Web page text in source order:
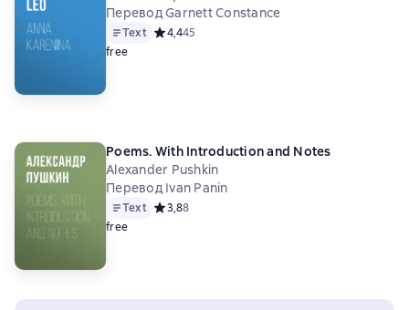
Перевод Garnett Constance
Text Средний рейтинг 4,4 на основе 45 оценок
4,445
free
Poems. With Introduction and Notes
Alexander Pushkin
Перевод Ivan Panin
Text Средний рейтинг 3,8 на основе 8 оценок
3,88
free